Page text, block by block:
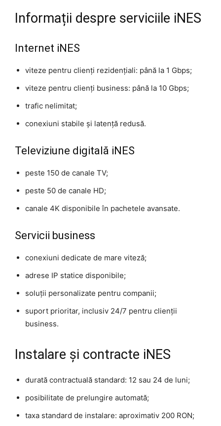
Informații despre serviciile iNES
Internet iNES
viteze pentru clienți rezidențiali: până la 1 Gbps;
viteze pentru clienți business: până la 10 Gbps;
trafic nelimitat;
conexiuni stabile și latență redusă.
Televiziune digitală iNES
peste 150 de canale TV;
peste 50 de canale HD;
canale 4K disponibile în pachetele avansate.
Servicii business
conexiuni dedicate de mare viteză;
adrese IP statice disponibile;
soluții personalizate pentru companii;
suport prioritar, inclusiv 24/7 pentru clienții
business.
Instalare și contracte iNES
durată contractuală standard: 12 sau 24 de luni;
posibilitate de prelungire automată;
taxa standard de instalare: aproximativ 200 RON;